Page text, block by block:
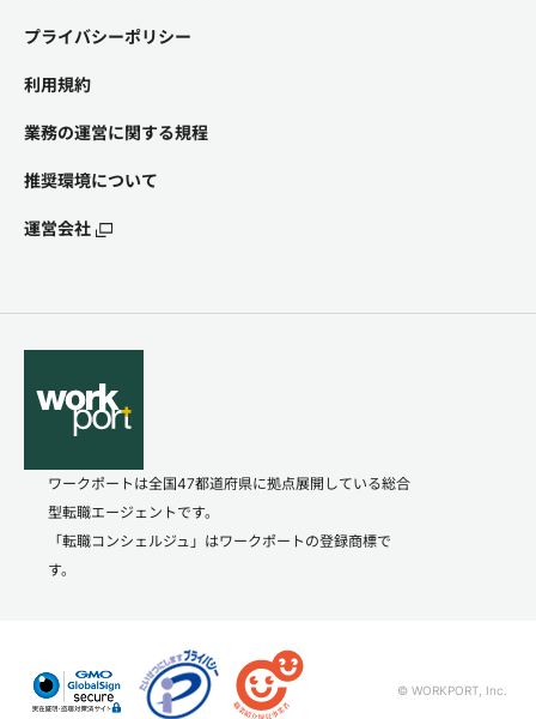
プライバシーポリシー
利用規約
業務の運営に関する規程
推奨環境について
運営会社
ワークポートは全国47都道府県に拠点展開している総合
型転職エージェントです。
「転職コンシェルジュ」はワークポートの登録商標で
す。
© WORKPORT, Inc.